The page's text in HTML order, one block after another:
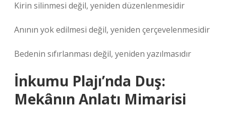
Kirin silinmesi değil, yeniden düzenlenmesidir
Anının yok edilmesi değil, yeniden çerçevelenmesidir
Bedenin sıfırlanması değil, yeniden yazılmasıdır
İnkumu Plajı’nda Duş:
Mekânın Anlatı Mimarisi